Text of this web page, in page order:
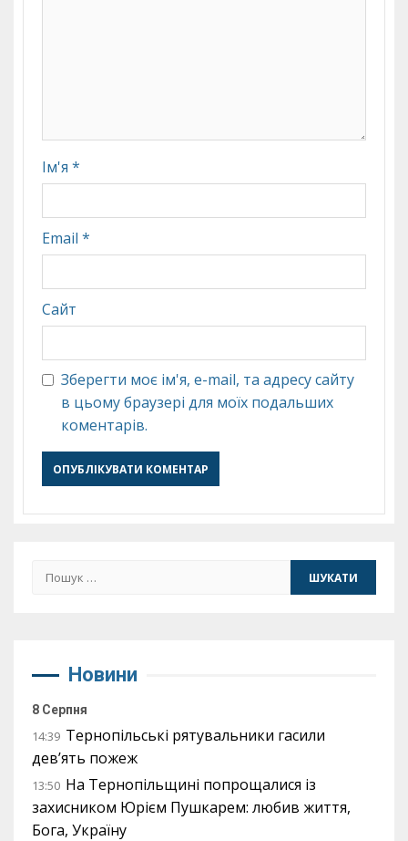
Ім'я *
Email *
Сайт
Зберегти моє ім'я, e-mail, та адресу сайту
в цьому браузері для моїх подальших
коментарів.
Пошук:
Новини
8 Серпня
14:39 Тернопільські рятувальники гасили
дев’ять пожеж
13:50 На Тернопільщині попрощалися із
захисником Юрієм Пушкарем: любив життя,
Бога, Україну